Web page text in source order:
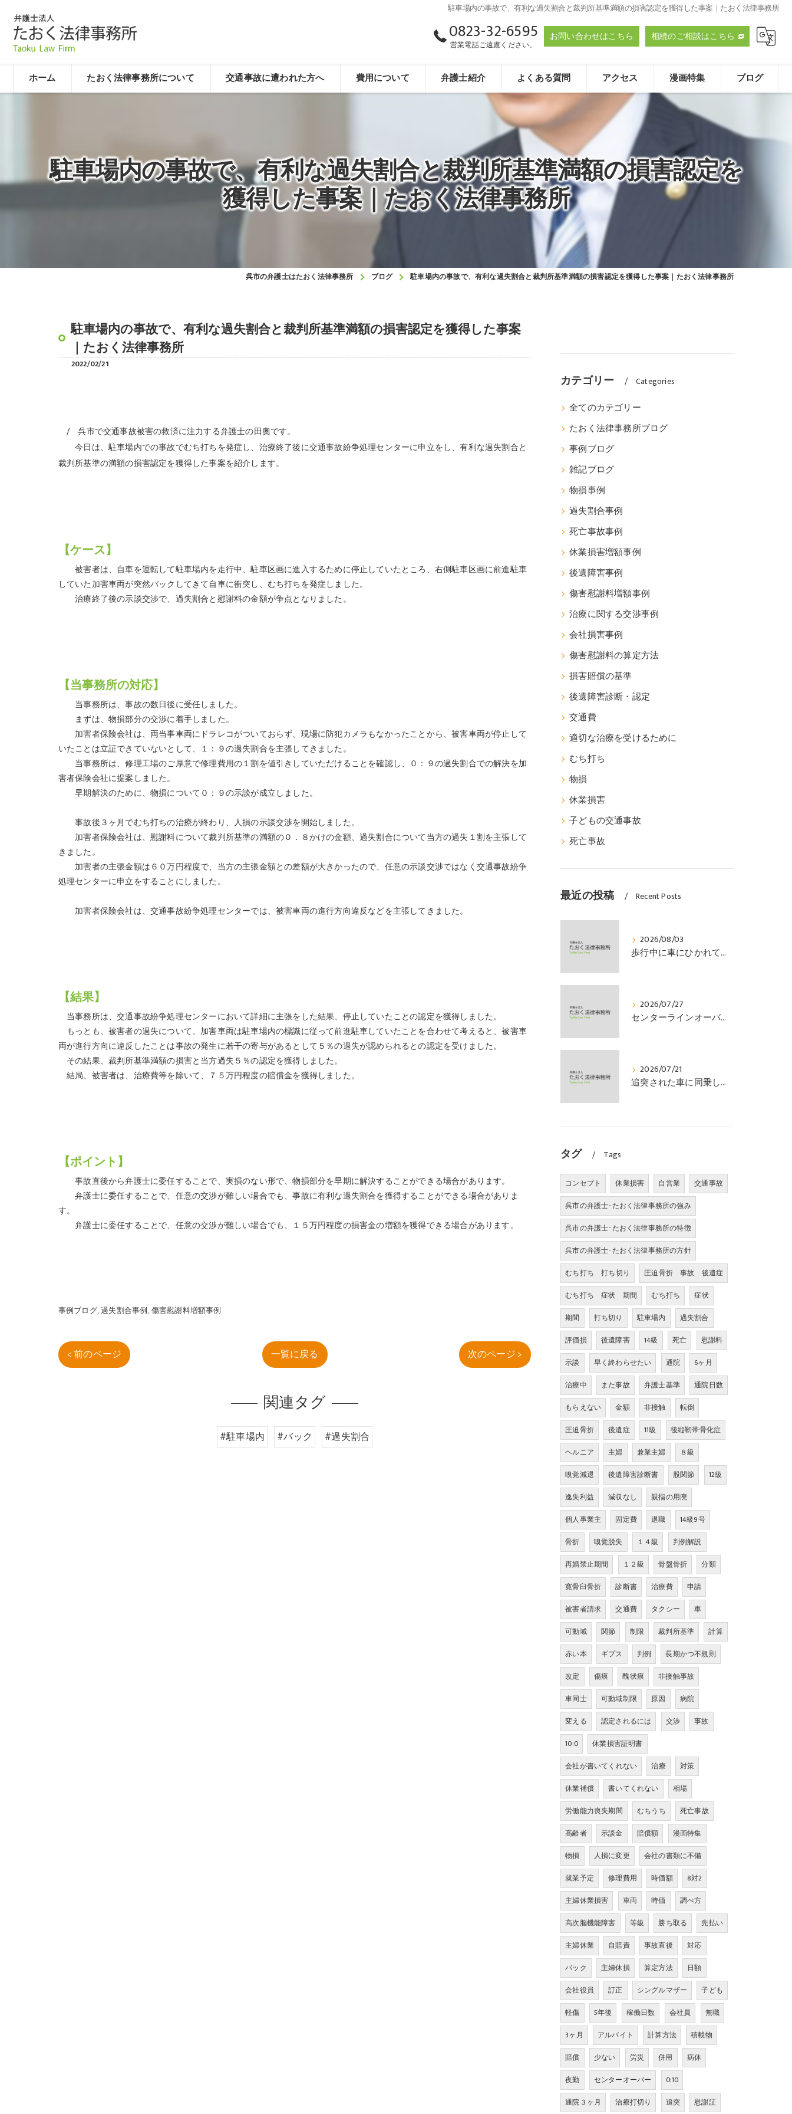
駐車場内の事故で、有利な過失割合と裁判所基準満額の損害認定を獲得した事案｜たおく法律事務所
0823-32-6595
営業電話ご遠慮ください。
お問い合わせはこちら 相続のご相談はこちら
ホーム たおく法律事務所について 交通事故に遭われた方へ 費用について 弁護士紹介 よくある質問 アクセス
たおく法律事務所
漫画特集 ブログ
駐車場内の事故で、有利な過失割合と裁判所基準満額の損害認定を
獲得した事案｜たおく法律事務所
呉市の弁護士はたおく法律事務所 ブログ 駐車場内の事故で、有利な過失割合と裁判所基準満額の損害認定を獲得した事案｜たおく法律事務所
駐車場内の事故で、有利な過失割合と裁判所基準満額の損害認定を獲得した事案
｜たおく法律事務所
2022/02/21
呉市で交通事故被害の救済に注力する弁護士の田奧です。
今日は、駐車場内での事故でむち打ちを発症し、治療終了後に交通事故紛争処理センターに申立をし、有利な過失割合と
裁判所基準の満額の損害認定を獲得した事案を紹介します。
【ケース】
被害者は、自車を運転して駐車場内を走行中、駐車区画に進入するために停止していたところ、右側駐車区画に前進駐車
していた加害車両が突然バックしてきて自車に衝突し、むち打ちを発症しました。
治療終了後の示談交渉で、過失割合と慰謝料の金額が争点となりました。
【当事務所の対応】
当事務所は、事故の数日後に受任しました。
まずは、物損部分の交渉に着手しました。
加害者保険会社は、両当事車両にドラレコがついておらず、現場に防犯カメラもなかったことから、被害車両が停止して
いたことは立証できていないとして、１：９の過失割合を主張してきました。
当事務所は、修理工場のご厚意で修理費用の１割を値引きしていただけることを確認し、０：９の過失割合での解決を加
害者保険会社に提案しました。
早期解決のために、物損について０：９の示談が成立しました。
事故後３ヶ月でむち打ちの治療が終わり、人損の示談交渉を開始しました。
加害者保険会社は、慰謝料について裁判所基準の満額の０．８かけの金額、過失割合について当方の過失１割を主張して
きました。
加害者の主張金額は６０万円程度で、当方の主張金額との差額が大きかったので、任意の示談交渉ではなく交通事故紛争
処理センターに申立をすることにしました。
加害者保険会社は、交通事故紛争処理センターでは、被害車両の進行方向違反などを主張してきました。
【結果】
当事務所は、交通事故紛争処理センターにおいて詳細に主張をした結果、停止していたことの認定を獲得しました。
もっとも、被害者の過失について、加害車両は駐車場内の標識に従って前進駐車していたことを合わせて考えると、被害車
両が進行方向に違反したことは事故の発生に若干の寄与があるとして５％の過失が認められるとの認定を受けました。
その結果、裁判所基準満額の損害と当方過失５％の認定を獲得しました。
結局、被害者は、治療費等を除いて、７５万円程度の賠償金を獲得しました。
【ポイント】
事故直後から弁護士に委任することで、実損のない形で、物損部分を早期に解決することができる場合があります。
弁護士に委任することで、任意の交渉が難しい場合でも、事故に有利な過失割合を獲得することができる場合がありま
す。
弁護士に委任することで、任意の交渉が難しい場合でも、１５万円程度の損害金の増額を獲得できる場合があります。
事例ブログ 過失割合事例 傷害慰謝料増額事例
< 前のページ 一覧に戻る 次のページ >
関連タグ
#駐車場内 #バック #過失割合
カテゴリー Categories
全てのカテゴリー
たおく法律事務所ブログ
事例ブログ
雑記ブログ
物損事例
過失割合事例
死亡事故事例
休業損害増額事例
後遺障害事例
傷害慰謝料増額事例
治療に関する交渉事例
会社損害事例
傷害慰謝料の算定方法
損害賠償の基準
後遺障害診断・認定
交通費
適切な治療を受けるために
むち打ち
物損
休業損害
子どもの交通事故
死亡事故
最近の投稿 Recent Posts
2026/08/03
歩行中に車にひかれて頭部外傷を負い、その４か月後に亡くなり、死亡部分も含めて裁判所の基準で損害賠償金を獲得した事案｜たおく法律事務所
2026/07/27
センターラインオーバーの対向車に衝突され、むち打ちを発症し、裁判所の基準で慰謝料などの損害賠償金を獲得した事案｜たおく法律事務所
2026/07/21
追突された車に同乗していた幼児が、数週間の経過観察の後、裁判所の基準で人損の賠償金を獲得した事案｜たおく法律事務所
タグ Tags
コンセプト 休業損害 自営業
交通事故
呉市の弁護士･たおく法律事務所の強み
呉市の弁護士･たおく法律事務所の特徴
呉市の弁護士･たおく法律事務所の方針
むち打ち 打ち切り
圧迫骨折 事故 後遺症
むち打ち 症状 期間
むち打ち
症状
期間
打ち切り 駐車場内
過失割合
評価損
後遺障害 14級 死亡
慰謝料
示談
早く終わらせたい 通院
6ヶ月
治療中
また事故 弁護士基準
通院日数
もらえない
金額 非接触
転倒
圧迫骨折
後遺症 11級
後縦靭帯骨化症
ヘルニア
主婦 兼業主婦
８級
嗅覚減退
後遺障害診断書 股関節
12級
逸失利益
減収なし
親指の用廃
個人事業主
固定費 退職
14級9号
骨折
嗅覚脱失 １４級
判例解説
再婚禁止期間
１２級 骨盤骨折
分類
寛骨臼骨折
診断書 治療費
申請
被害者請求
交通費 タクシー
車
可動域
関節 制限 裁判所基準
計算
赤い本
ギプス 判例
長期かつ不規則
改定
傷痕 醜状痕
非接触事故
車同士
可動域制限 原因
病院
変える
認定されるには 交渉
事故
10:0
休業損害証明書
会社が書いてくれない
治療
対策
休業補償
書いてくれない
相場
労働能力喪失期間
むちうち
死亡事故
高齢者
示談金 賠償額
漫画特集
物損
人損に変更
会社の書類に不備
就業予定
修理費用 時価額
8対2
主婦休業損害
車両 時価
調べ方
高次脳機能障害
等級 勝ち取る
先払い
主婦休業
自賠責 事故直後
対応
バック
主婦休損 算定方法
日額
会社役員
訂正 シングルマザー
子ども
軽傷
5年後 稼働日数 会社員
無職
3ヶ月
アルバイト 計算方法
積載物
賠償
少ない 労災 併用
病休
夜勤
センターオーバー
0:10
通院３ヶ月
治療打切り 追突 慰謝証